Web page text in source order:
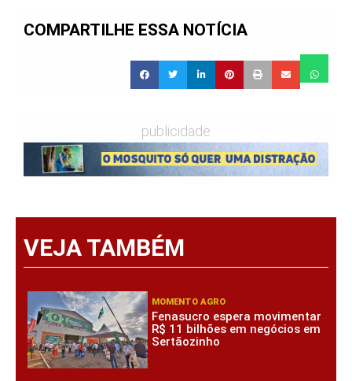
COMPARTILHE ESSA NOTÍCIA
publicidade
VEJA TAMBÉM
MOMENTO AGRO
Fenasucro espera movimentar
R$ 11 bilhões em negócios em
Sertãozinho